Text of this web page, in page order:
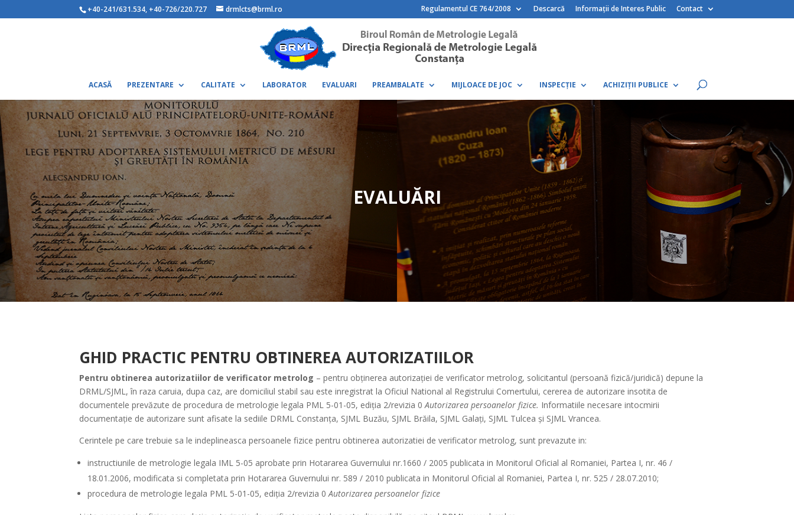
+40-241/631.534, +40-726/220.727 drmlcts@brml.ro Regulamentul CE 764/2008 Descarcă Informații de Interes Public Contact
ACASĂ PREZENTARE CALITATE LABORATOR EVALUARI PREAMBALATE MIJLOACE DE JOC INSPECȚIE ACHIZIȚII PUBLICE
EVALUĂRI
GHID PRACTIC PENTRU OBTINEREA AUTORIZATIILOR
Pentru obtinerea autorizatiilor de verificator metrolog – pentru obținerea autorizației de verificator metrolog, solicitantul (persoană fizică/juridică) depune la
DRML/SJML, în raza caruia, dupa caz, are domiciliul stabil sau este inregistrat la Oficiul National al Registrului Comertului, cererea de autorizare insotita de
documentele prevăzute de procedura de metrologie legala PML 5-01-05, ediția 2/revizia 0Autorizarea persoanelor fizice. Informatiile necesare intocmirii
documentație de autorizare sunt afisate la sediile DRML Constanța, SJML Buzău, SJML Brăila, SJML Galați, SJML Tulcea și SJML Vrancea.
Cerintele pe care trebuie sa le indeplineasca persoanele fizice pentru obtinerea autorizatiei de verificator metrolog, sunt prevazute in:
instructiunile de metrologie legala IML 5-05 aprobate prin Hotararea Guvernului nr.1660 / 2005 publicata in Monitorul Oficial al Romaniei, Partea I, nr. 46 /
18.01.2006, modificata si completata prin Hotararea Guvernului nr. 589 / 2010 publicata in Monitorul Oficial al Romaniei, Partea I, nr. 525 / 28.07.2010;
procedura de metrologie legala PML 5-01-05, ediția 2/revizia 0Autorizarea persoanelor fizice